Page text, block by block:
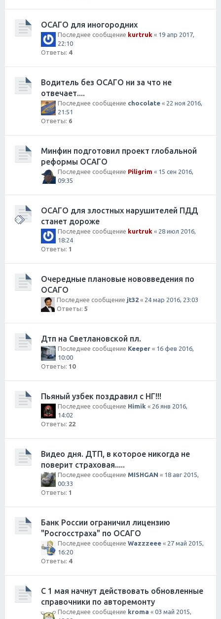
ОСАГО для иногородних
Последнее сообщение kurtruk « 19 апр 2017,
22:10
Ответы: 4
Водитель без ОСАГО ни за что не
отвечает....
Последнее сообщение chocolate « 22 ноя 2016,
21:51
Ответы: 6
Минфин подготовил проект глобальной
реформы ОСАГО
Последнее сообщение Piligrim « 15 сен 2016,
09:35
ОСАГО для злостных нарушителей ПДД
станет дороже
Последнее сообщение kurtruk « 28 июл 2016,
18:24
Ответы: 1
Очередные плановые нововведения по
ОСАГО
Последнее сообщение jt32 « 24 мар 2016, 23:03
Ответы: 5
Дтп на Светлановской пл.
Последнее сообщение Keeper « 16 фев 2016,
10:00
Ответы: 10
Пьяный узбек поздравил с НГ!!!
Последнее сообщение Himik « 26 янв 2016,
14:02
Ответы: 22
Видео дня. ДТП, в которое никогда не
поверит страховая.....
Последнее сообщение MISHGAN « 18 авг 2015,
00:33
Ответы: 1
Банк России ограничил лицензию
"Росгосстраха" по ОСАГО
Последнее сообщение Wazzzeee « 27 май 2015,
16:20
Ответы: 4
С 1 мая начнут действовать обновленные
справочники по авторемонту
Последнее сообщение kroma « 03 май 2015,